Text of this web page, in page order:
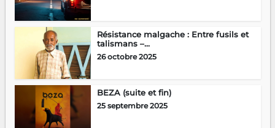
Résistance malgache : Entre fusils et
talismans –...
26 octobre 2025
BEZA (suite et fin)
25 septembre 2025